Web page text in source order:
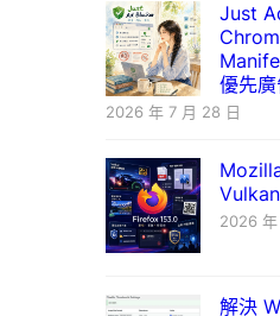
Just
優先
2026 年 7 月 28 日
2026
解決